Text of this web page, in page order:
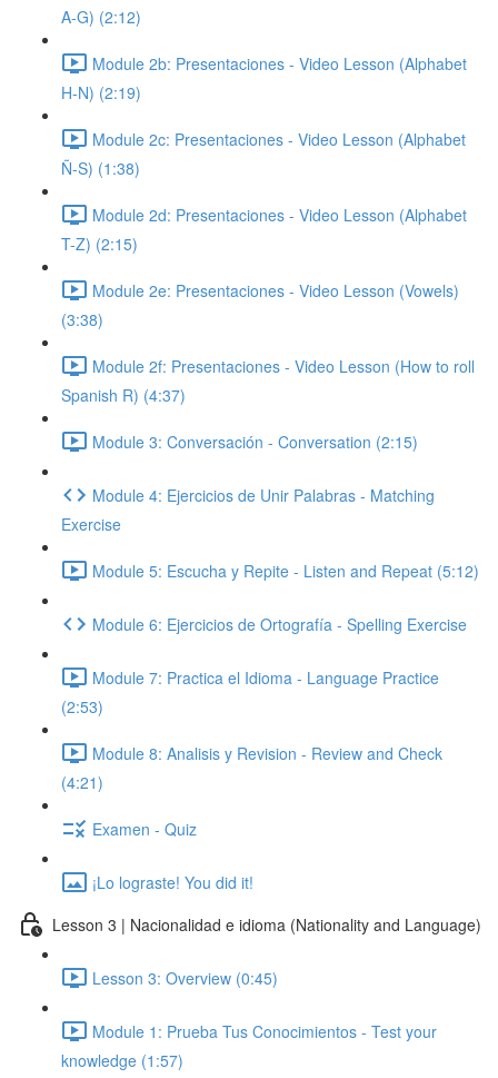
A-G) (2:12)
Module 2b: Presentaciones - Video Lesson (Alphabet
H-N) (2:19)
Module 2c: Presentaciones - Video Lesson (Alphabet
Ñ-S) (1:38)
Module 2d: Presentaciones - Video Lesson (Alphabet
T-Z) (2:15)
Module 2e: Presentaciones - Video Lesson (Vowels)
(3:38)
Module 2f: Presentaciones - Video Lesson (How to roll
Spanish R) (4:37)
Module 3: Conversación - Conversation (2:15)
Module 4: Ejercicios de Unir Palabras - Matching
Exercise
Module 5: Escucha y Repite - Listen and Repeat (5:12)
Module 6: Ejercicios de Ortografía - Spelling Exercise
Module 7: Practica el Idioma - Language Practice
(2:53)
Module 8: Analisis y Revision - Review and Check
(4:21)
Examen - Quiz
¡Lo lograste! You did it!
Lesson 3 | Nacionalidad e idioma (Nationality and Language)
Lesson 3: Overview (0:45)
Module 1: Prueba Tus Conocimientos - Test your
knowledge (1:57)